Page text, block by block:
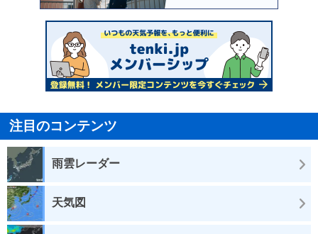
注目のコンテンツ
雨雲レーダー
天気図